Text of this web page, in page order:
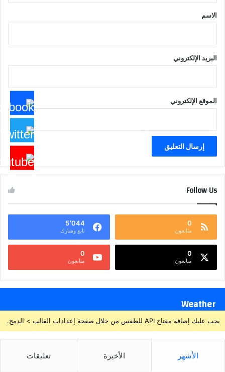
*
الاسم
البريد الإلكتروني
الموقع الإلكتروني
Follow Us
0
متابعون
5٬044
تابع وشارك
0
متابعون
0
متابعون
Weather
يجب عليك إضافة مفتاح API للطقس من خلال صفحة إعدادات القالب > الدمج.
الأشهر الأخيرة تعليقات